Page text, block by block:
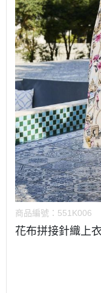
商品編號： 551K006
花布拼接針織上衣